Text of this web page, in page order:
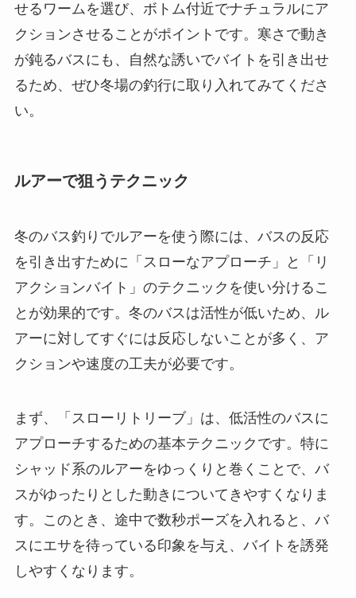
せるワームを選び、ボトム付近でナチュラルにア
クションさせることがポイントです。寒さで動き
が鈍るバスにも、自然な誘いでバイトを引き出せ
るため、ぜひ冬場の釣行に取り入れてみてくださ
い。
ルアーで狙うテクニック
冬のバス釣りでルアーを使う際には、バスの反応
を引き出すために「スローなアプローチ」と「リ
アクションバイト」のテクニックを使い分けるこ
とが効果的です。冬のバスは活性が低いため、ル
アーに対してすぐには反応しないことが多く、ア
クションや速度の工夫が必要です。
まず、「スローリトリーブ」は、低活性のバスに
アプローチするための基本テクニックです。特に
シャッド系のルアーをゆっくりと巻くことで、バ
スがゆったりとした動きについてきやすくなりま
す。このとき、途中で数秒ポーズを入れると、バ
スにエサを待っている印象を与え、バイトを誘発
しやすくなります。